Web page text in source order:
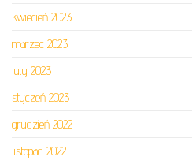
kwiecień 2023
marzec 2023
luty 2023
styczeń 2023
grudzień 2022
listopad 2022